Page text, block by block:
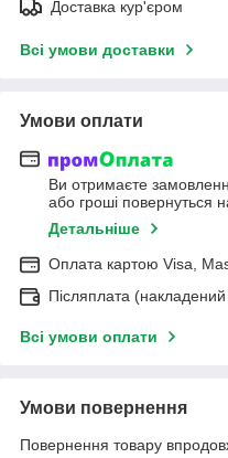
Доставка кур'єром
Всі умови доставки
Умови оплати
Ви отримаєте
або гроші повернуться
Детальніше
Оплата картою Visa,
Післяплата (накладений
Всі умови оплати
Умови повернення
Повернення товару